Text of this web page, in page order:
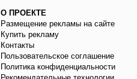
О ПРОЕКТЕ
Размещение рекламы на сайте
Купить рекламу
Контакты
Пользовательское соглашение
Политика конфиденциальности